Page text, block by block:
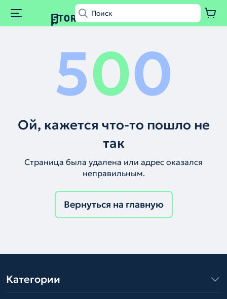
500
Ой, кажется что-то пошло не
так
Страница была удалена или адрес оказался
неправильным.
Вернуться на главную
Категории